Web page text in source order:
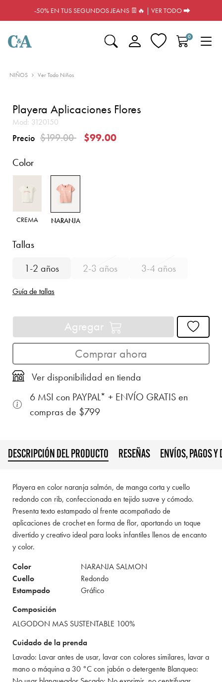
-50% EN TUS SEGUNDOS JEANS 👖🔥 | VER TODO ⮕
0
NIÑOS Ver Todo Niños
Playera Aplicaciones Flores
Mod: 3120150
Precio Precio reducido de
$199.00a
$99.00
Color
CREMA NARANJA
Tallas
1-2 años
2-3 años 3-4 años
Guía de tallas
Agregar
Comprar ahora
Ver disponibilidad en tienda
6 MSI con PAYPAL* + ENVÍO GRATIS en
compras de $799
DESCRIPCIÓN DEL PRODUCTO RESEÑAS ENVÍOS, PAGOS Y
Playera en color naranja salmón, de manga corta y cuello
redondo con rib, confeccionada en tejido suave y cómodo.
Presenta texto estampado al frente acompañado de
aplicaciones de crochet en forma de flor, aportando un toque
divertido y creativo ideal para looks infantiles llenos de encanto
y color.
Color
NARANJA SALMON
Cuello
Redondo
Estampado
Gráfico
Composición
ALGODON MAS SUSTENTABLE 100%
Cuidado de la prenda
Lavado: Lavar antes de usar, lavar con colores similares, lavar a
mano o máquina a 30 °C con jabón o detergente Blanqueo: